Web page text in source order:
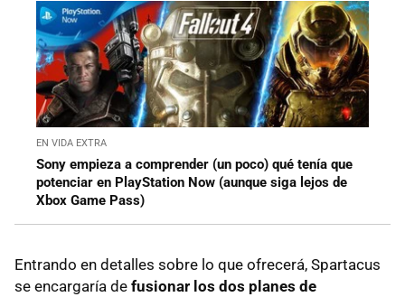
EN VIDA EXTRA
Sony empieza a comprender (un poco) qué tenía que
potenciar en PlayStation Now (aunque siga lejos de
Xbox Game Pass)
Entrando en detalles sobre lo que ofrecerá, Spartacus
se encargaría de fusionar los dos planes de